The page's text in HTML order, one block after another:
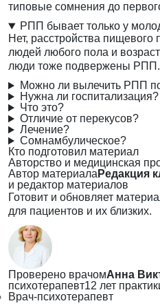
типовые сомнения до
РПП бывает только у
Нет, расстройства пищевого
людей любого пола и
люди тоже подвержены РПП.
Можно ли вылечить РПП
Нужна ли госпитализация?
Что это?
Отличие от перекусов?
Лечение?
Сомнамбулическое?
Кто подготовил материал
Авторство и медицинская
Автор материала Редакция
и редактор материалов
Готовит и обновляет
для пациентов и их близких.
Проверено врачомАнна
психотерапевт12 лет
Врач-психотерапевт